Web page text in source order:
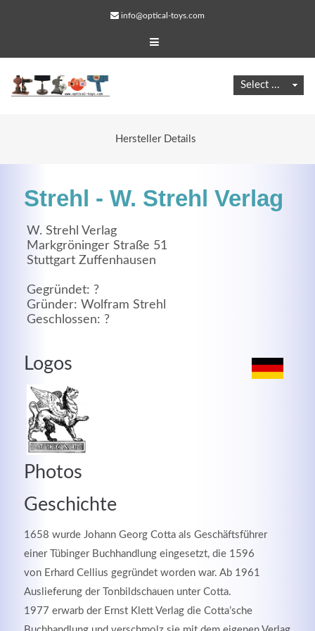
info@optical-toys.com
Hersteller Details
Strehl - W. Strehl Verlag
W. Strehl Verlag
Markgröninger Straße 51
Stuttgart Zuffenhausen
Gegründet: ?
Gründer: Wolfram Strehl
Geschlossen: ?
Logos
Photos
Geschichte
1658 wurde Johann Georg Cotta als Geschäftsführer
einer Tübinger Buchhandlung eingesetzt, die 1596
von Erhard Cellius gegründet worden war. Ab 1961
Auslieferung der Tonbildschauen unter Cotta.
1977 erwarb der Ernst Klett Verlag die Cotta’sche
Web Projects
Lorem ipsum dolor sit amet, consectetuer adipiscing
elit. Aenean commodo ligula eget dolor.
Good Service
Lorem ipsum dolor sit amet, consectetuer adipiscing
elit. Aenean commodo ligula eget dolor.
MEHR INFOS